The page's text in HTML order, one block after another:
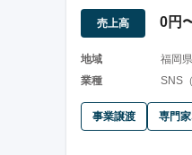
ハウ提供します！
売上高 0円
地域
福岡県
業種
SNS
事業譲渡 専門